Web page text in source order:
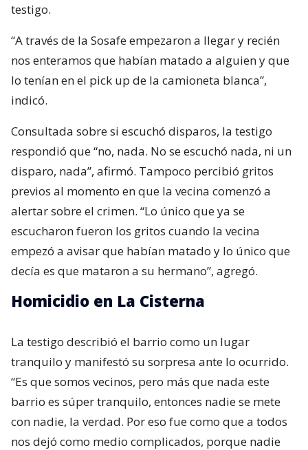
testigo.
“A través de la Sosafe empezaron a llegar y recién
nos enteramos que habían matado a alguien y que
lo tenían en el pick up de la camioneta blanca”,
indicó.
Consultada sobre si escuchó disparos, la testigo
respondió que “no, nada. No se escuchó nada, ni un
disparo, nada”, afirmó. Tampoco percibió gritos
previos al momento en que la vecina comenzó a
alertar sobre el crimen. “Lo único que ya se
escucharon fueron los gritos cuando la vecina
empezó a avisar que habían matado y lo único que
decía es que mataron a su hermano”, agregó.
Homicidio en La Cisterna
La testigo describió el barrio como un lugar
tranquilo y manifestó su sorpresa ante lo ocurrido.
“Es que somos vecinos, pero más que nada este
barrio es súper tranquilo, entonces nadie se mete
con nadie, la verdad. Por eso fue como que a todos
nos dejó como medio complicados, porque nadie